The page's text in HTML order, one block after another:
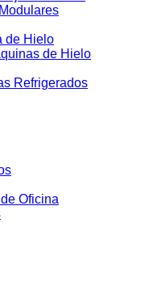
de Hielo
de Hielo
Refrigerados
Oficina